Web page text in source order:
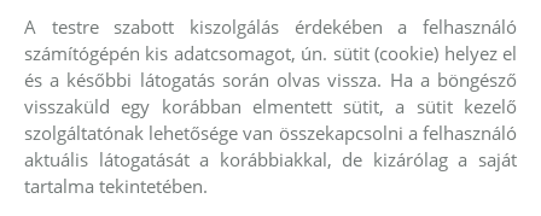
A testre szabott kiszolgálás érdekében a felhasználó
számítógépén kis adatcsomagot, ún. sütit (cookie) helyez el
és a későbbi látogatás során olvas vissza. Ha a böngésző
visszaküld egy korábban elmentett sütit, a sütit kezelő
szolgáltatónak lehetősége van összekapcsolni a felhasználó
aktuális látogatását a korábbiakkal, de kizárólag a saját
tartalma tekintetében.